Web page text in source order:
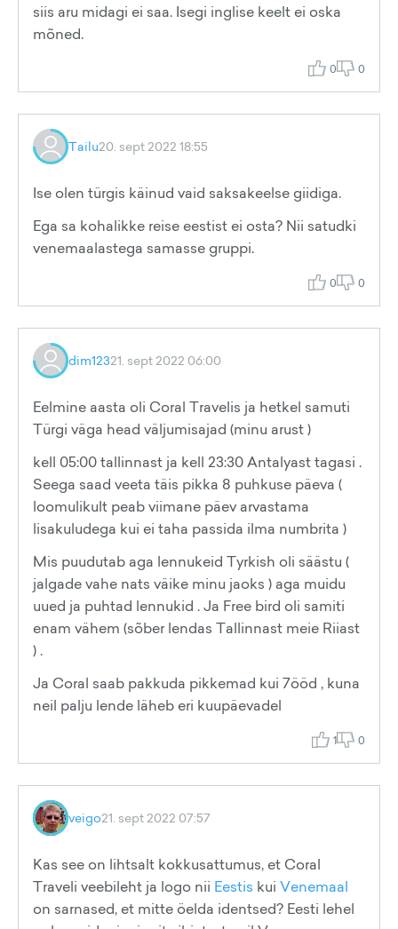
siis aru midagi ei saa. Isegi inglise keelt ei oska
mõned.
0 0
Tailu20. sept 2022 18:55
Ise olen türgis käinud vaid saksakeelse giidiga.
Ega sa kohalikke reise eestist ei osta? Nii satudki
venemaalastega samasse gruppi.
0 0
dim12321. sept 2022 06:00
Eelmine aasta oli Coral Travelis ja hetkel samuti
Türgi väga head väljumisajad (minu arust )
kell 05:00 tallinnast ja kell 23:30 Antalyast tagasi .
Seega saad veeta täis pikka 8 puhkuse päeva (
loomulikult peab viimane päev arvastama
lisakuludega kui ei taha passida ilma numbrita )
Mis puudutab aga lennukeid Tyrkish oli säästu (
jalgade vahe nats väike minu jaoks ) aga muidu
uued ja puhtad lennukid . Ja Free bird oli samiti
enam vähem (sõber lendas Tallinnast meie Riiast
) .
Ja Coral saab pakkuda pikkemad kui 7ööd , kuna
neil palju lende läheb eri kuupäevadel
1 0
veigo21. sept 2022 07:57
Kas see on lihtsalt kokkusattumus, et Coral
Traveli veebileht ja logo nii Eestis kui Venemaal
on sarnased, et mitte öelda identsed? Eesti lehel